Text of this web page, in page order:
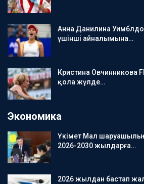
Анна Данилина
үшінші айналымына…
Кристина Овчинникова
қола жүлде…
Экономика
Үкімет Мал
2026-2030 жылдарға…
2026 жылдан бастап